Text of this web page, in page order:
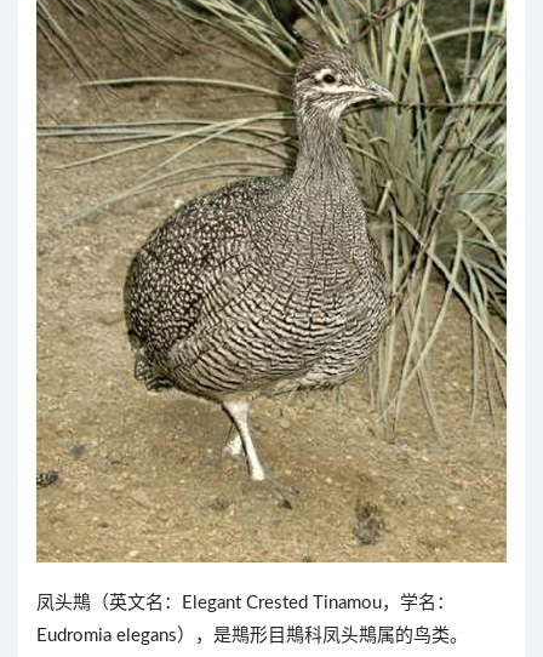
凤头䳍（英文名：Elegant Crested Tinamou，学名：
Eudromia elegans），是䳍形目䳍科凤头䳍属的鸟类。